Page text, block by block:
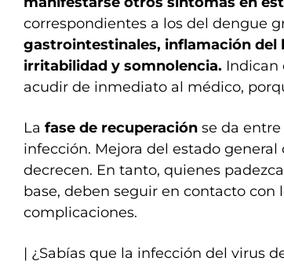
correspondientes a los del dengue
gastrointestinales, inflamación del
irritabilidad y somnolencia. Indican
acudir de inmediato al médico,
La fase de recuperación se da
infección. Mejora del estado
decrecen. En tanto, quienes
base, deben seguir en contacto con
complicaciones.
| ¿Sabías que la infección del virus